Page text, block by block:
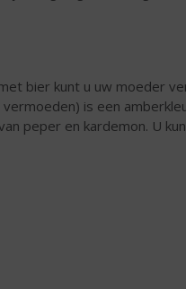
bier kunt u uw moeder
is een
peper en kardemon. U